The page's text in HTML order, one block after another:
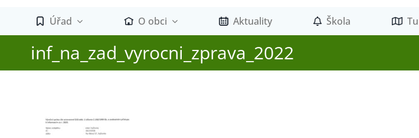
Úřad O obci Aktuality Škola
inf_na_zad_vyrocni_zprava_2022